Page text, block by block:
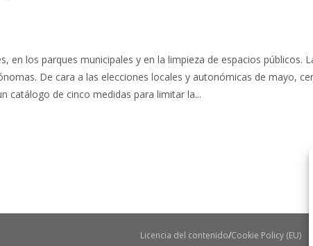
en los parques municipales y en la limpieza de espacios
De cara a las elecciones locales y autonómicas de mayo,
catálogo de cinco medidas para limitar la...
Licencia del contenido Cookie Policy (EU)